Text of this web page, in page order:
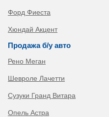
Форд Фиеста
Хюндай Акцент
Продажа б/у авто
Рено Меган
Шевроле Лачетти
Сузуки Гранд Витара
Опель Астра